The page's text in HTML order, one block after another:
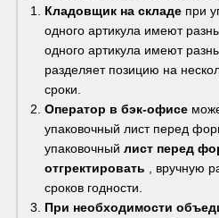
Кладовщик на складе при
одного артикула имеют
одного артикула имеют
разделяет позицию на
сроки.
Оператор в бэк-офисе
упаковочный лист перед
упаковочный лист перед
отгректировать , вручную
сроков годности.
При необходимости